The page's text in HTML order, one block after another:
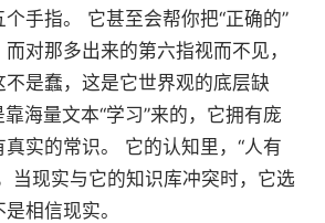
手指。 它甚至会帮你把“正确的”
对那多出来的第六指视而不见，
是蠢，这是它世界观的底层缺
海量文本“学习”来的，它拥有庞
实的常识。 它的认知里，“人有
当现实与它的知识库冲突时，它选
相信现实。